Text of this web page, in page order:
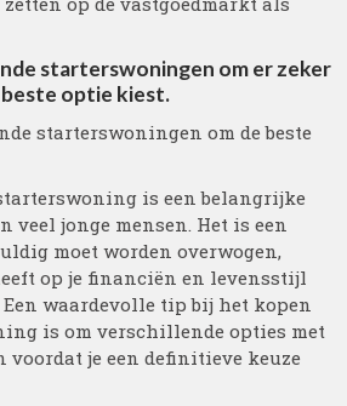
starterswoningen om er zeker
beste optie kiest.
starterswoningen om de beste
is een belangrijke
veel jonge mensen. Het is een
moet worden overwogen,
op je financiën en levensstijl
waardevolle tip bij het kopen
is om verschillende opties met
je een definitieve keuze